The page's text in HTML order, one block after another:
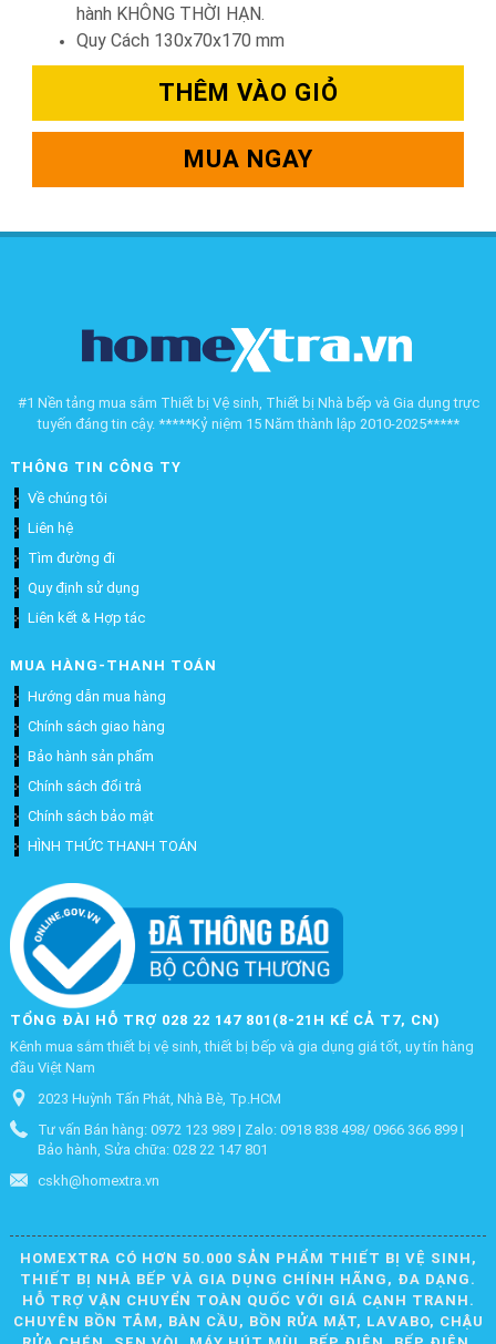
hành KHÔNG THỜI HẠN.
Quy Cách 130x70x170 mm
THÊM VÀO GIỎ
MUA NGAY
#1 Nền tảng mua sắm Thiết bị Vệ sinh, Thiết bị Nhà bếp và Gia dụng trực
tuyến đáng tin cậy. *****Kỷ niệm 15 Năm thành lập 2010-2025*****
THÔNG TIN CÔNG TY
Về chúng tôi
Liên hệ
Tìm đường đi
Quy định sử dụng
Liên kết & Hợp tác
MUA HÀNG-THANH TOÁN
Hướng dẫn mua hàng
Chính sách giao hàng
Bảo hành sản phẩm
Chính sách đổi trả
Chính sách bảo mật
HÌNH THỨC THANH TOÁN
TỔNG ĐÀI HỖ TRỢ 028 22 147 801(8-21H KỂ CẢ T7, CN)
Kênh mua sắm thiết bị vệ sinh, thiết bị bếp và gia dụng giá tốt, uy tín hàng
đầu Việt Nam
2023 Huỳnh Tấn Phát, Nhà Bè, Tp.HCM
Tư vấn Bán hàng: 0972 123 989 | Zalo: 0918 838 498/ 0966 366 899 |
Bảo hành, Sửa chữa: 028 22 147 801
cskh@homextra.vn
HOMEXTRA CÓ HƠN 50.000 SẢN PHẨM THIẾT BỊ VỆ SINH,
THIẾT BỊ NHÀ BẾP VÀ GIA DỤNG CHÍNH HÃNG, ĐA DẠNG.
HỖ TRỢ VẬN CHUYỂN TOÀN QUỐC VỚI GIÁ CẠNH TRANH.
CHUYÊN BỒN TẮM, BÀN CẦU, BỒN RỬA MẶT, LAVABO, CHẬU